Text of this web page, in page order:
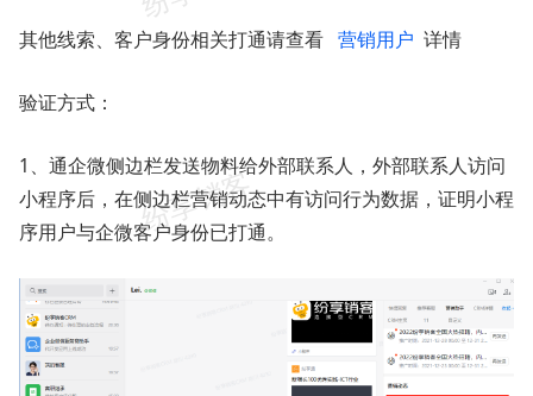
其他线索、客户身份相关打通请查看 营销用户 详情
验证方式：
1、通企微侧边栏发送物料给外部联系人，外部联系人访问
小程序后，在侧边栏营销动态中有访问行为数据，证明小程
序用户与企微客户身份已打通。